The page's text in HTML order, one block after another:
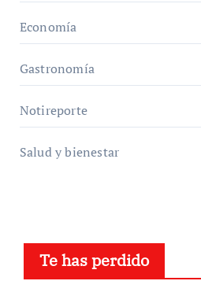
Economía
Gastronomía
Notireporte
Salud y bienestar
Te has perdido